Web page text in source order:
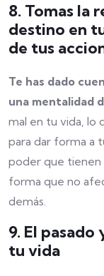
8. Tomas la
destino en
de tus
Te has dado
una mentalidad
mal en tu vida, lo
para dar forma a
poder que tienen
forma que no
demás.
9. El
tu vida